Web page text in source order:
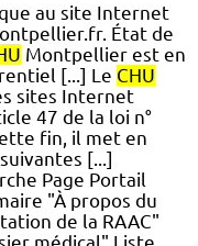
au site Internet
État de
Montpellier est en
[...] Le CHU
sites Internet
47 de la loi n°
fin, il met en
[...]
Page Portail
"À propos du
de la RAAC"